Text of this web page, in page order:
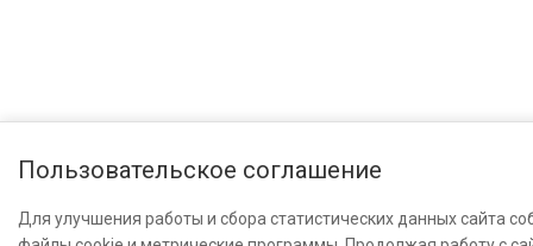
Пользовательское соглашение
Для улучшения работы и сбора статистических данных сайта